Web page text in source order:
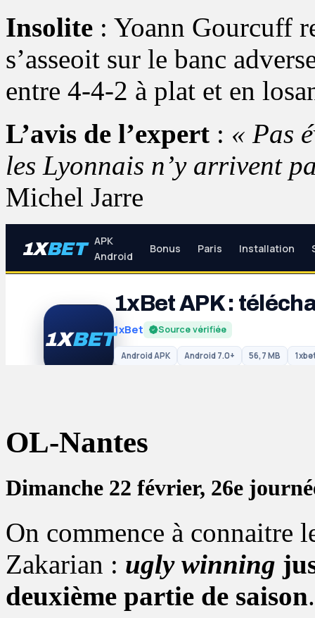
Insolite : Yoann Gourcuff
s’asseoit sur le banc
entre 4-4-2 à plat et en
L’avis de l’expert : « Pas
les Lyonnais n’y arrivent
Michel Jarre
OL-Nantes
Dimanche 22 février, 26e
On commence à connaitre
Zakarian : ugly winning
deuxième partie de saison